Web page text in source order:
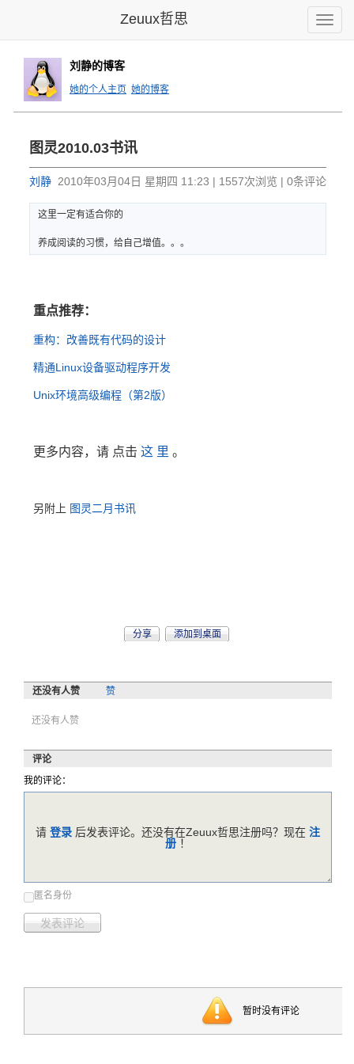
Toggle
Zeuux哲思
刘静的博客
她的个人主页 她的博客
图灵2010.03书讯
刘静 2010年03月04日 星期四 11:23 | 1557次浏览 | 0条评论
这里一定有适合你的
养成阅读的习惯，给自己增值。。。
重点推荐：
重构：改善既有代码的设计
精通Linux设备驱动程序开发
Unix环境高级编程（第2版）
更多内容，请 点击 这 里 。
另附上 图灵二月书讯
分享 添加到桌面
还没有人赞 赞
还没有人赞
评论
我的评论：
匿名身份
发表评论
请 登录 后发表评论。还没有在Zeuux哲思注册吗？现在 注
册 ！
暂时没有评论